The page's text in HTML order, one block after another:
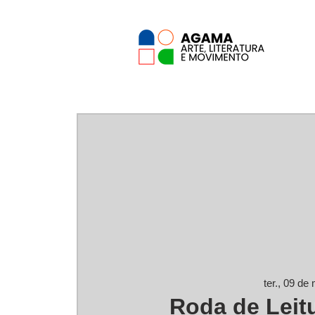
ter., 09 de
Roda de